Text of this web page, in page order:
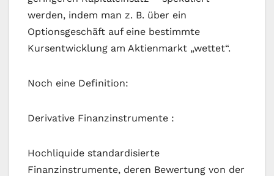
werden, indem man z. B. über ein
Optionsgeschäft auf eine bestimmte
Kursentwicklung am Aktienmarkt „wettet“.
Noch eine Definition:
Derivative Finanzinstrumente :
Hochliquide standardisierte
Finanzinstrumente, deren Bewertung von der